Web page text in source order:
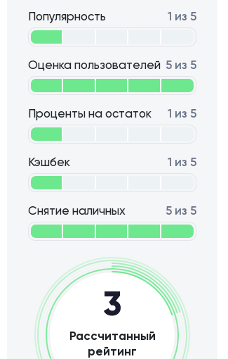
Проценты на остаток 1 из 5
Кэшбек 1 из 5
Снятие наличных 5 из 5
Популярность 1 из 5
Оценка пользователей 5 из 5
3
Рассчитанный
рейтинг